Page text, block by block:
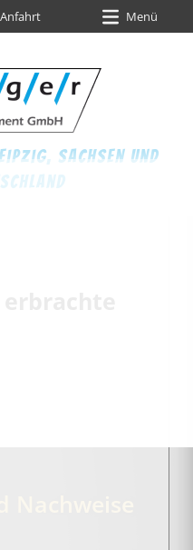
Anfahrt Menü
sachsen und